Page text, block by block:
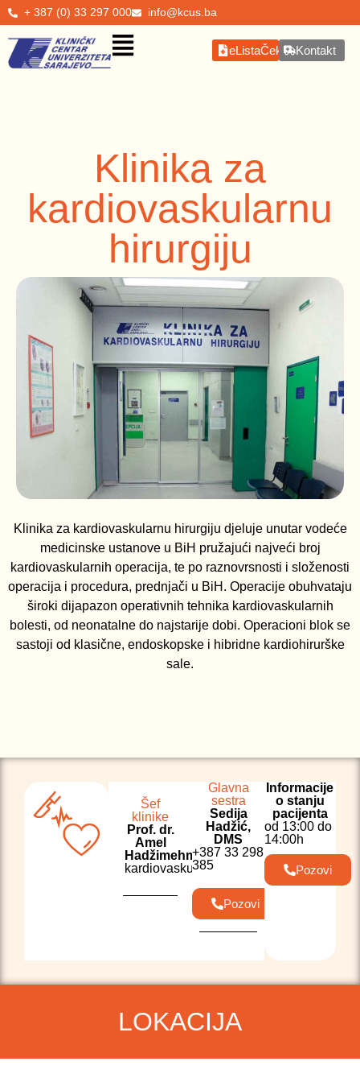
+ 387 (0) 33 297 000 info@kcus.ba
eListaČekanjaKontakt
Klinika za
kardiovaskularnu
hirurgiju
Klinika za kardiovaskularnu hirurgiju djeluje unutar vodeće
medicinske ustanove u BiH pružajući najveći broj
kardiovaskularnih operacija, te po raznovrsnosti i složenosti
operacija i procedura, prednjači u BiH. Operacije obuhvataju
široki dijapazon operativnih tehnika kardiovaskularnih
bolesti, od neonatalne do najstarije dobi. Operacioni blok se
sastoji od klasične, endoskopske i hibridne kardiohirurške
sale.
Šef
klinike
Prof. dr.
Amel
Hadžimehmedagić
kardiovaskularna.hirurgija@kcus.ba
Glavna
sestra
Sedija
Hadžić,
DMS
+387 33 298
385
Pozovi
Informacije
o stanju
pacijenta
od 13:00 do
14:00h
Pozovi
LOKACIJA